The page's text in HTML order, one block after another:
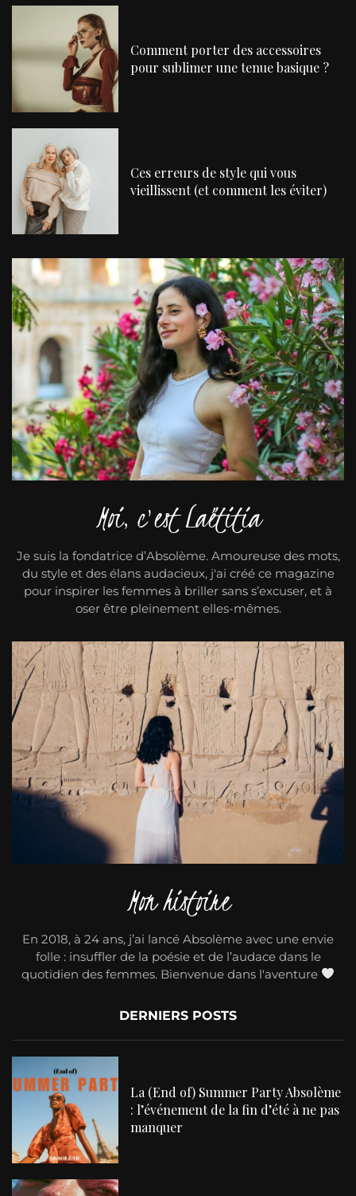
Comment porter des accessoires
pour sublimer une tenue basique ?
Ces erreurs de style qui vous
vieillissent (et comment les éviter)
Moi, c'est Laëtitia
Je suis la fondatrice d’Absolème. Amoureuse des mots,
du style et des élans audacieux, j'ai créé ce magazine
pour inspirer les femmes à briller sans s’excuser, et à
oser être pleinement elles-mêmes.
Mon histoire
En 2018, à 24 ans, j’ai lancé Absolème avec une envie
folle : insuffler de la poésie et de l’audace dans le
quotidien des femmes. Bienvenue dans l'aventure
DERNIERS POSTS
La (End of) Summer Party Absolème
: l’événement de la fin d’été à ne pas
manquer